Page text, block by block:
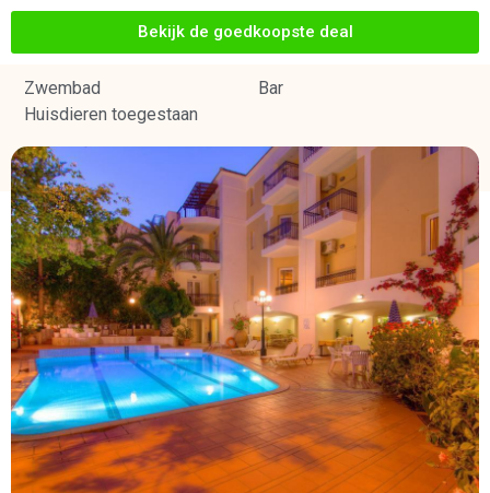
Bekijk de goedkoopste deal
Zwembad
Bar
Huisdieren toegestaan